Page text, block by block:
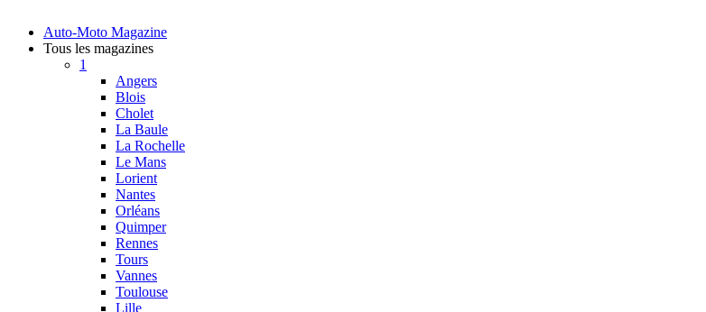
Auto-Moto Magazine
Tous les magazines
1
Angers
Blois
Cholet
La Baule
La Rochelle
Le Mans
Lorient
Nantes
Orléans
Quimper
Rennes
Tours
Vannes
Toulouse
Lille